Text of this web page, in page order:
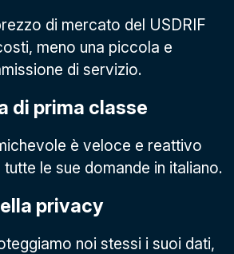
di mercato del USDRIF
meno una piccola e
di servizio.
di prima classe
è veloce e reattivo
le sue domande in italiano.
privacy
noi stessi i suoi dati,